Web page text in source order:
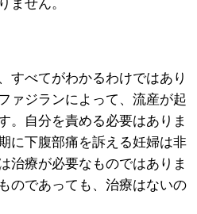
ません。
すべてがわかるわけではあり
ァジランによって、流産が起
。自分を責める必要はありま
に下腹部痛を訴える妊婦は非
治療が必要なものではありま
のであっても、治療はないの